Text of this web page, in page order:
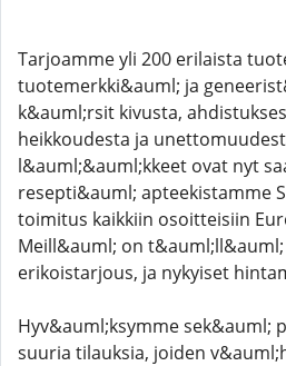
Tarjoamme yli 200 erilaista
tuotemerkki&auml; ja
k&auml;rsit kivusta,
heikkoudesta ja
l&auml;&auml;kkeet ovat nyt
resepti&auml; apteekistamme
toimitus kaikkiin osoitteisiin
Meill&auml; on
erikoistarjous, ja nykyiset
Hyv&auml;ksymme sek&auml;
suuria tilauksia, joiden